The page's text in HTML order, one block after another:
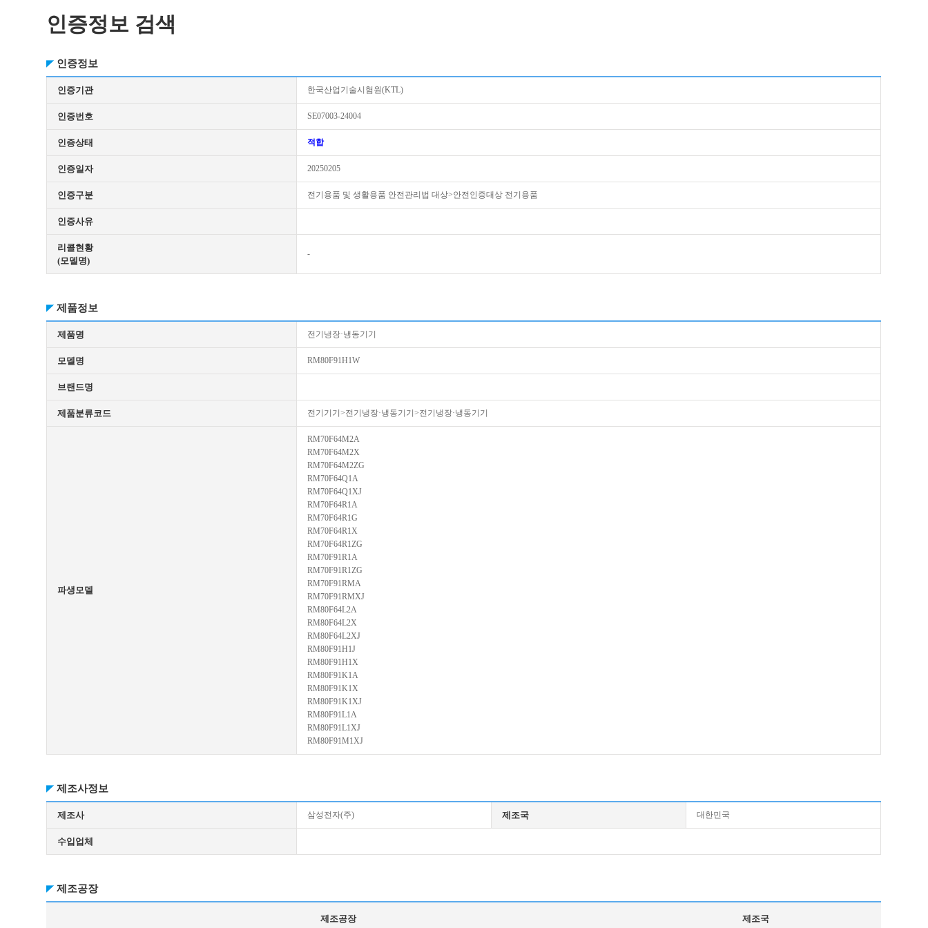
인증정보 검색
인증정보
인증기관 한국산업기술시험원(KTL)
인증번호 SE07003-24004
인증상태 적합
인증일자 20250205
인증구분 전기용품 및 생활용품 안전관리법 대상>안전인증대상 전기용품
인증사유
리콜현황
(모델명)
-
제품정보
제품명 전기냉장·냉동기기
모델명 RM80F91H1W
브랜드명
제품분류코드 전기기기>전기냉장·냉동기기>전기냉장·냉동기기
파생모델
RM70F64M2A
RM70F64M2X
RM70F64M2ZG
RM70F64Q1A
RM70F64Q1XJ
RM70F64R1A
RM70F64R1G
RM70F64R1X
RM70F64R1ZG
RM70F91R1A
RM70F91R1ZG
RM70F91RMA
RM70F91RMXJ
RM80F64L2A
RM80F64L2X
RM80F64L2XJ
RM80F91H1J
RM80F91H1X
RM80F91K1A
RM80F91K1X
RM80F91K1XJ
RM80F91L1A
RM80F91L1XJ
RM80F91M1XJ
제조사정보
제조사 삼성전자(주) 제조국 대한민국
수입업체
제조공장
제조공장 제조국